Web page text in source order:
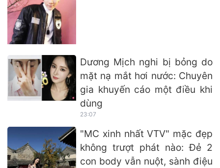
Dương Mịch nghi bị bỏng do
mặt nạ mắt hơi nước: Chuyên
gia khuyến cáo một điều khi
dùng
23:07
"MC xinh nhất VTV" mặc đẹp
không trượt phát nào: Đẻ 2
con body vẫn nuột, sành điệu